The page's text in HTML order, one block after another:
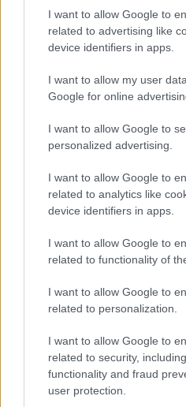
I want to allow Google to
related to advertising like
device identifiers in apps.
I want to allow my user
Google for online
I want to allow Google to
personalized advertising.
I want to allow Google to
related to analytics like
device identifiers in apps.
I want to allow Google to
related to functionality of
I want to allow Google to
related to personalization.
I want to allow Google to
related to security,
functionality and fraud
user protection.
rúgták ki a
Négyesből
2025 augusztus 28. 22:02
Nem vették jó néven,
Unmute Loaded:
Chris Columbus, a
Doubtfire és az első két
kellett távoznia a 2005-
stábjából. A filmes
vezetősége nem
képregényekhez hűbb, Jack
által inspirált látványvilágot
állásába került.